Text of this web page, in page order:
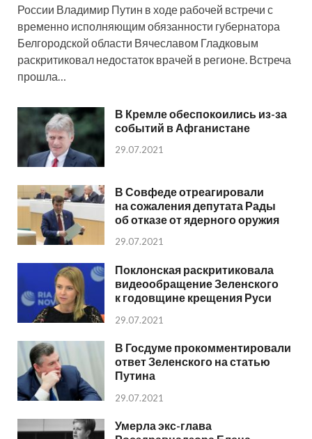
России Владимир Путин в ходе рабочей встречи с
временно исполняющим обязанности губернатора
Белгородской области Вячеславом Гладковым
раскритиковал недостаток врачей в регионе. Встреча
прошла…
В Кремле обеспокоились из-за
событий в Афганистане
29.07.2021
В Совфеде отреагировали
на сожаления депутата Рады
об отказе от ядерного оружия
29.07.2021
Поклонская раскритиковала
видеообращение Зеленского
к годовщине крещения Руси
29.07.2021
В Госдуме прокомментировали
ответ Зеленского на статью
Путина
29.07.2021
Умерла экс-глава